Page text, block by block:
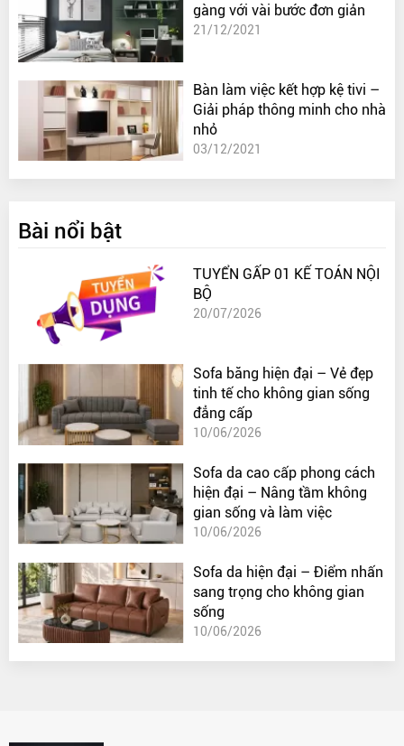
gàng với vài bước đơn giản
21/12/2021
Bàn làm việc kết hợp kệ tivi –
Giải pháp thông minh cho nhà
nhỏ
03/12/2021
Bài nổi bật
TUYỂN GẤP 01 KẾ TOÁN NỘI
BỘ
20/07/2026
Sofa băng hiện đại – Vẻ đẹp
tinh tế cho không gian sống
đẳng cấp
10/06/2026
Sofa da cao cấp phong cách
hiện đại – Nâng tầm không
gian sống và làm việc
10/06/2026
Sofa da hiện đại – Điểm nhấn
sang trọng cho không gian
sống
10/06/2026